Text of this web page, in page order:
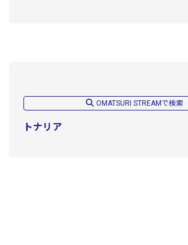
OMATSURI STREAMで検索
トナリア